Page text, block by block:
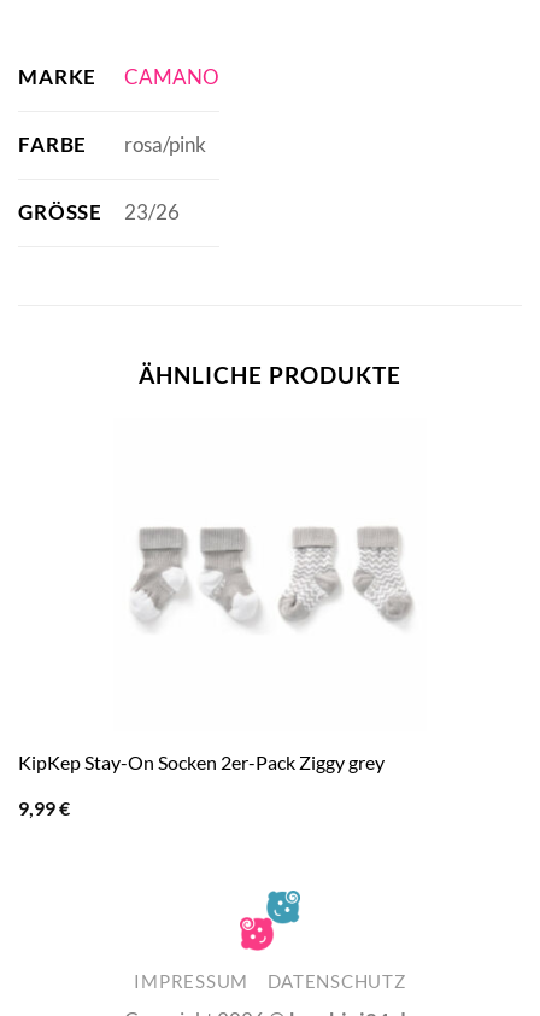
MARKE CAMANO
FARBE rosa/pink
GRÖSSE 23/26
ÄHNLICHE PRODUKTE
KipKep Stay-On Socken 2er-Pack Ziggy grey
9,99€
IMPRESSUM DATENSCHUTZ